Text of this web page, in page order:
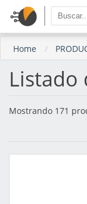
Home
Listado
Mostrando 171